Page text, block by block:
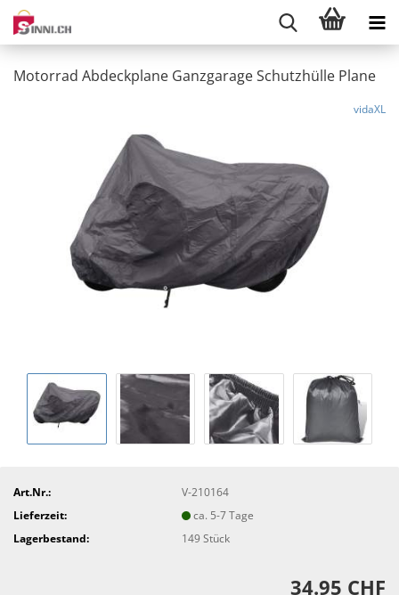
Motorrad Abdeckplane Ganzgarage Schutzhülle Plane
vidaXL
Art.Nr.:
V-210164
Lieferzeit:
ca. 5-7 Tage
Lagerbestand:
149Stück
34.95 CHF